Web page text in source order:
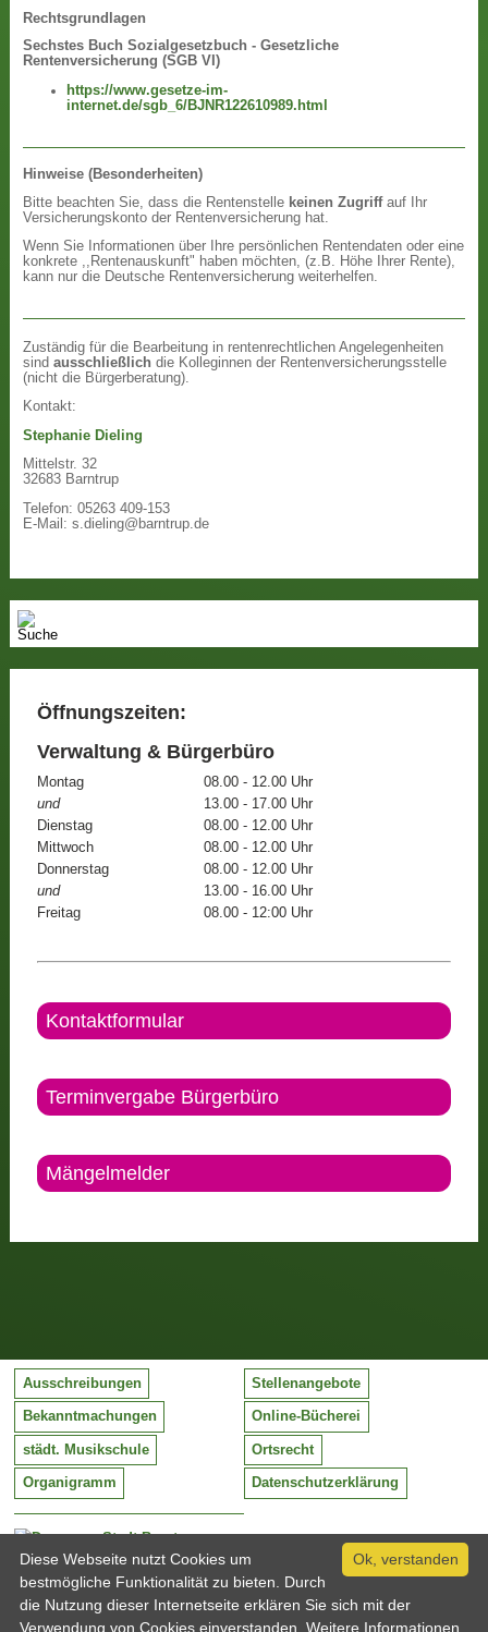
Rechtsgrundlagen
Sechstes Buch Sozialgesetzbuch - Gesetzliche
Rentenversicherung (SGB VI)
https://www.gesetze-im-
internet.de/sgb_6/BJNR122610989.html
Hinweise (Besonderheiten)
Bitte beachten Sie, dass die Rentenstelle keinen Zugriffauf Ihr
Versicherungskonto der Rentenversicherung hat.
Wenn Sie Informationen über Ihre persönlichen Rentendaten oder eine
konkrete ,,Rentenauskunft" haben möchten, (z.B. Höhe Ihrer Rente),
kann nur die Deutsche Rentenversicherung weiterhelfen.
Zuständig für die Bearbeitung in rentenrechtlichen Angelegenheiten
sindausschließlich die Kolleginnen der Rentenversicherungsstelle
(nicht die Bürgerberatung).
Kontakt:
Stephanie Dieling
Mittelstr. 32
32683 Barntrup
Telefon: 05263 409-153
E-Mail: s.dieling@barntrup.de
Öffnungszeiten:
Verwaltung & Bürgerbüro
Montag
08.00 - 12.00 Uhr
und
13.00 - 17.00 Uhr
Dienstag
08.00 - 12.00 Uhr
Mittwoch
08.00 - 12.00 Uhr
Donnerstag
08.00 - 12.00 Uhr
und
13.00 - 16.00 Uhr
Freitag
08.00 - 12:00 Uhr
Kontaktformular
Terminvergabe Bürgerbüro
Mängelmelder
Stadt Barntrup
Mittelstraße 38
32683 Barntrup
Tel:
05263 / 409-0
Ausschreibungen Stellenangebote
Bekanntmachungen Online-Bücherei
städt. Musikschule Ortsrecht
Organigramm Datenschutzerklärung
Ok, verstanden
Diese Webseite nutzt Cookies um
bestmögliche Funktionalität zu bieten. Durch
die Nutzung dieser Internetseite erklären Sie sich mit der
Verwendung von Cookies einverstanden. Weitere Informationen